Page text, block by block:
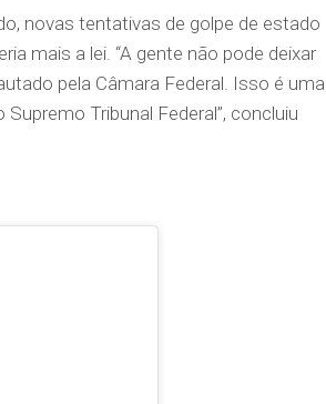
novas tentativas de golpe de estado
mais a lei. “A gente não pode deixar
pela Câmara Federal. Isso é uma
Tribunal Federal”, concluiu